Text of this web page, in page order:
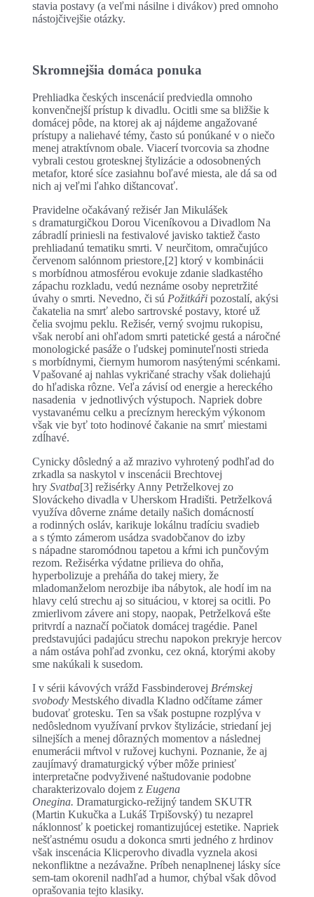
stavia postavy (a veľmi násilne i divákov) pred omnoho
nástojčivejšie otázky.
Skromnejšia domáca ponuka
Prehliadka českých inscenácií predviedla omnoho
konvenčnejší prístup k divadlu. Ocitli sme sa bližšie k
domácej pôde, na ktorej ak aj nájdeme angažované
prístupy a naliehavé témy, často sú ponúkané v o niečo
menej atraktívnom obale. Viacerí tvorcovia sa zhodne
vybrali cestou grotesknej štylizácie a odosobnených
metafor, ktoré síce zasiahnu boľavé miesta, ale dá sa od
nich aj veľmi ľahko dištancovať.
Pravidelne očakávaný režisér Jan Mikulášek
s dramaturgičkou Dorou Viceníkovou a Divadlom Na
zábradlí priniesli na festivalové javisko taktiež často
prehliadanú tematiku smrti. V neurčitom, omračujúco
červenom salónnom priestore,[2] ktorý v kombinácii
s morbídnou atmosférou evokuje zdanie sladkastého
zápachu rozkladu, vedú neznáme osoby nepretržité
úvahy o smrti. Nevedno, či sú Požitkářipozostalí, akýsi
čakatelia na smrť alebo sartrovské postavy, ktoré už
čelia svojmu peklu. Režisér, verný svojmu rukopisu,
však nerobí ani ohľadom smrti patetické gestá a náročné
monologické pasáže o ľudskej pominuteľnosti strieda
s morbídnymi, čiernym humorom nasýtenými scénkami.
Vpašované aj nahlas vykričané strachy však doliehajú
do hľadiska rôzne. Veľa závisí od energie a hereckého
nasadenia v jednotlivých výstupoch. Napriek dobre
vystavanému celku a precíznym hereckým výkonom
však vie byť toto hodinové čakanie na smrť miestami
zdĺhavé.
Cynicky dôsledný a až mrazivo vyhrotený podhľad do
zrkadla sa naskytol v inscenácii Brechtovej
hry Svatba[3] režisérky Anny Petrželkovej zo
Slováckeho divadla v Uherskom Hradišti. Petrželková
využíva dôverne známe detaily našich domácností
a rodinných osláv, karikuje lokálnu tradíciu svadieb
a s týmto zámerom usádza svadobčanov do izby
s nápadne staromódnou tapetou a kŕmi ich punčovým
rezom. Režisérka výdatne prilieva do ohňa,
hyperbolizuje a preháňa do takej miery, že
mladomanželom nerozbije iba nábytok, ale hodí im na
hlavy celú strechu aj so situáciou, v ktorej sa ocitli. Po
zmierlivom závere ani stopy, naopak, Petrželková ešte
pritvrdí a naznačí počiatok domácej tragédie. Panel
predstavujúci padajúcu strechu napokon prekryje hercov
a nám ostáva pohľad zvonku, cez okná, ktorými akoby
sme nakúkali k susedom.
I v sérii kávových vrážd Fassbinderovej Brémskej
svobodyMestského divadla Kladno odčítame zámer
budovať grotesku. Ten sa však postupne rozplýva v
nedôslednom využívaní prvkov štylizácie, striedaní jej
silnejších a menej dôrazných momentov a následnej
enumerácii mŕtvol v ružovej kuchyni. Poznanie, že aj
zaujímavý dramaturgický výber môže priniesť
interpretačne podvyživené naštudovanie podobne
charakterizovalo dojem z Eugena
Onegina. Dramaturgicko-režijný tandem SKUTR
(Martin Kukučka a Lukáš Trpišovský) tu nezaprel
náklonnosť k poetickej romantizujúcej estetike. Napriek
nešťastnému osudu a dokonca smrti jedného z hrdinov
však inscenácia Klicperovho divadla vyznela akosi
nekonfliktne a nezávažne. Príbeh nenaplnenej lásky síce
sem-tam okorenil nadhľad a humor, chýbal však dôvod
oprašovania tejto klasiky.